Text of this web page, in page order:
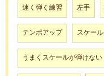
速く弾く練習 左手
テンポアップ スケール
うまくスケールが弾けない